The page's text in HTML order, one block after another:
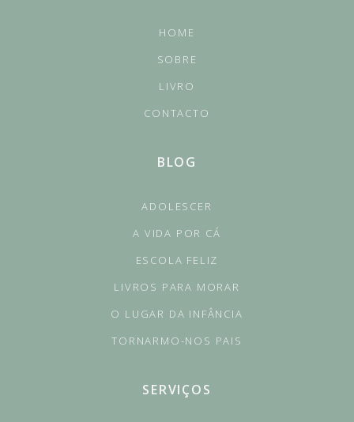
HOME
SOBRE
LIVRO
CONTACTO
BLOG
ADOLESCER
A VIDA POR CÁ
ESCOLA FELIZ
LIVROS PARA MORAR
O LUGAR DA INFÂNCIA
TORNARMO-NOS PAIS
SERVIÇOS